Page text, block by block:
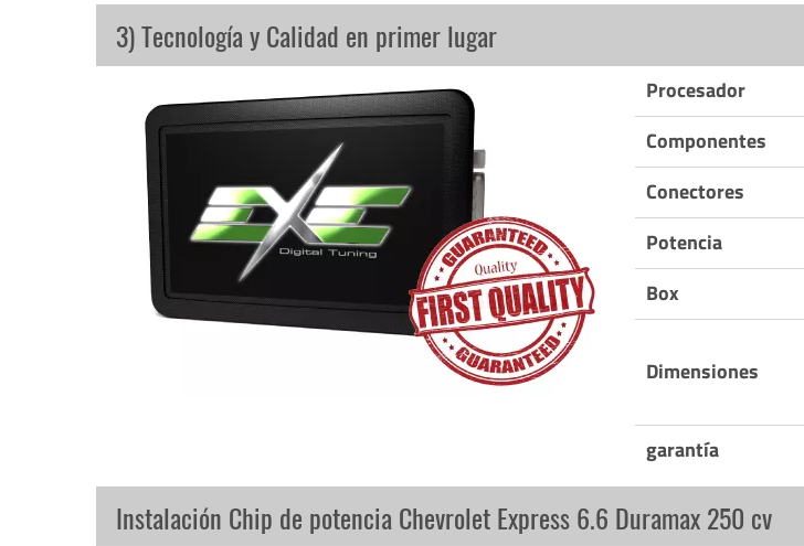
3) Tecnología y Calidad en primer lugar
Procesador
Componentes
Conectores
Potencia
Box
Dimensiones
garantía
Instalación Chip de potencia Chevrolet Express 6.6 Duramax 250 cv